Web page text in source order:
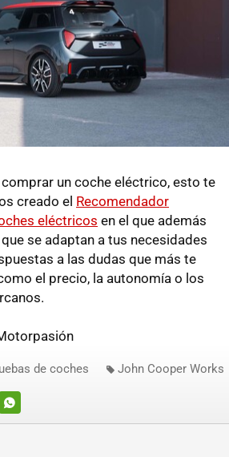
un coche eléctrico, esto te
creado el Recomendador
eléctricos en el que además
se adaptan a tus necesidades
a las dudas que más te
el precio, la autonomía o los
de coches John Cooper Works